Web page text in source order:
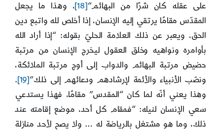
على عقله كان شرًا من البهائم”[18]
، وهذا ما يجعل
المقدّس مقامًا يرتقي إليه الإنسان، إذا أخلص لله واتبع دين
الحق، ويعبر عن ذلك العلامة الحليّ بقوله: “إذا أراد الله
بأوامره ونواهيه وخلق العقول ليخرج الإنسان من مرتبة
حضيض مرتبة البهائم والدواب إلى أوج مرتبة الملائكة،
ونصّب الأنبياء والأئمة لإرشادهم ودعائهم إلى ذلك”[19]
.
وهذا يعني أنّه لما كان “المقدس” مقامًا، فهذا يستدعي
سعي الإنسان لنيله: “فمقام كل أحد، موضع إقامته عند
ذلك، وما هو مشتغل بالرياضة له … ولا يصح لأحد منازلة